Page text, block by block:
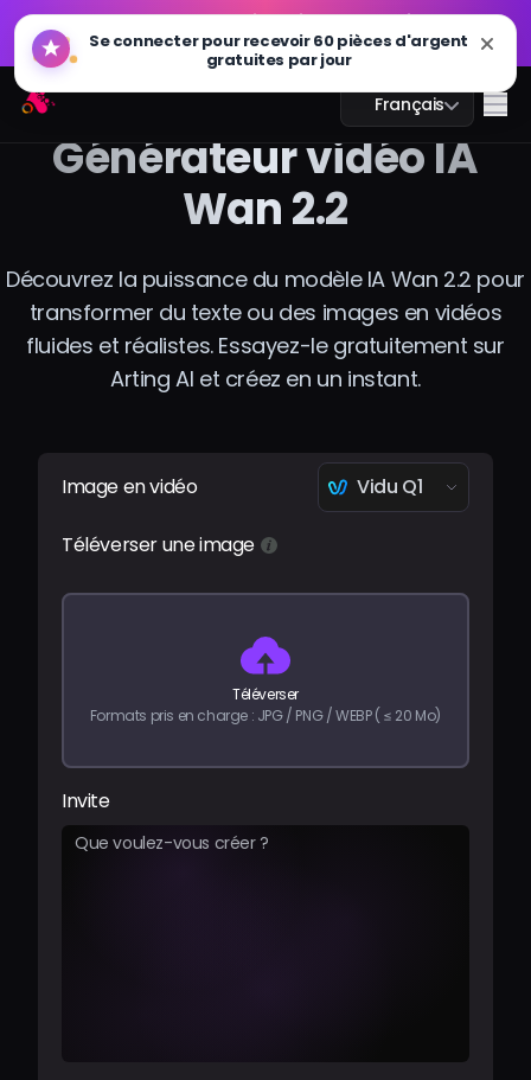
🔥
GPT Image 2.0 est disponible : plus rapide, plus
intelligent et prêt pour la 4K. Essayez maintenant
Arting AI Français
Étude IA
Image IA
Outils IA
Tarifs
🔥GPT Image 2.0 est disponible : plus rapide, plus
intelligent et prêt pour la 4K. Essayez maintenant
Générateur vidéo IA
Wan 2.2
Découvrez la puissance du modèle IA Wan 2.2 pour
transformer du texte ou des images en vidéos
fluides et réalistes. Essayez-le gratuitement sur
Arting AI et créez en un instant.
Image en vidéo Vidu Q1
Téléverser une image
Téléverser
Formats pris en charge : JPG / PNG / WEBP ( ≤ 20 Mo)
Invite
Se connecter pour recevoir 60 pièces d'argent
gratuites par jour